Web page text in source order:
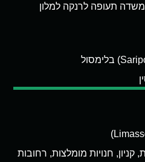
תעופה לרנקה למלון
קניון, חנויות מומלצות, רחובות